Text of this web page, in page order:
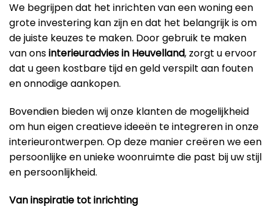
We begrijpen dat het inrichten van een woning een
grote investering kan zijn en dat het belangrijk is om
de juiste keuzes te maken. Door gebruik te maken
van onsinterieuradvies in Heuvelland, zorgt u ervoor
dat u geen kostbare tijd en geld verspilt aan fouten
en onnodige aankopen.
Bovendien bieden wij onze klanten de mogelijkheid
om hun eigen creatieve ideeën te integreren in onze
interieurontwerpen. Op deze manier creëren we een
persoonlijke en unieke woonruimte die past bij uw stijl
en persoonlijkheid.
Van inspiratie tot inrichting